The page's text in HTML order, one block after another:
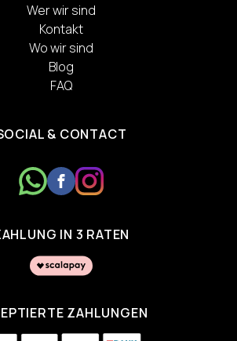
Wer wir sind
Kontakt
Wo wir sind
Blog
FAQ
& CONTACT
IN 3 RATEN
ZAHLUNGEN